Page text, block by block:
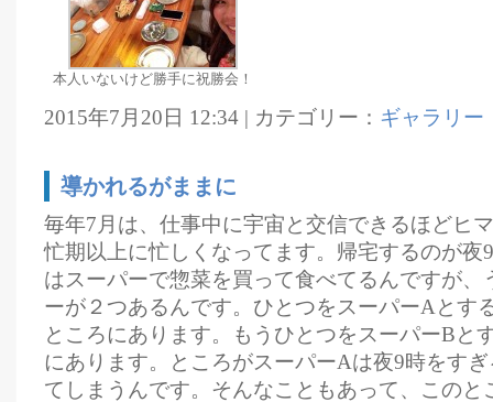
本人いないけど勝手に祝勝会！
2015年7月20日 12:34 | カテゴリー： ギャラリー
導かれるがままに
毎年7月は、仕事中に宇宙と交信できるほどヒ
忙期以上に忙しくなってます。帰宅するのが夜
はスーパーで惣菜を買って食べてるんですが、
ーが２つあるんです。ひとつをスーパーAとす
ところにあります。もうひとつをスーパーBと
にあります。ところがスーパーAは夜9時をす
てしまうんです。そんなこともあって、このと